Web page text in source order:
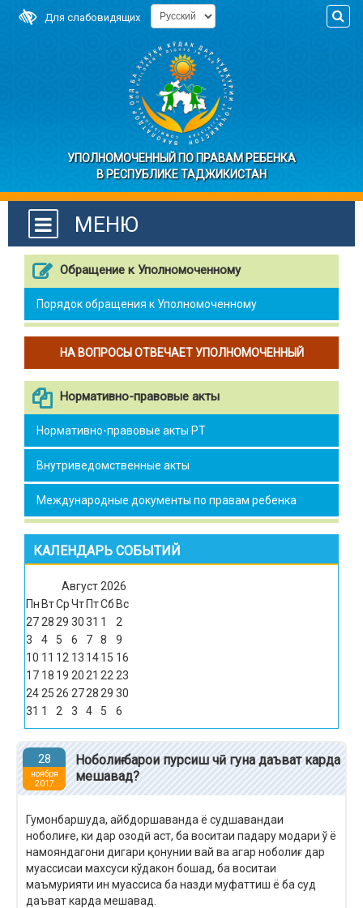
Для слабовидящих
УПОЛНОМОЧЕННЫЙ ПО ПРАВАМ РЕБЕНКА
В РЕСПУБЛИКЕ ТАДЖИКИСТАН
МЕНЮ
Обращение к Уполномоченному
Порядок обращения к Уполномоченному
НА ВОПРОСЫ ОТВЕЧАЕТ УПОЛНОМОЧЕННЫЙ
Нормативно-правовые акты
Нормативно-правовые акты РТ
Внутриведомственные акты
Международные документы по правам ребенка
КАЛЕНДАРЬ СОБЫТИЙ
Август2026
Пн ВтСрЧт ПтСб Вс
272829 3031 1
2
3
4 5 6 7 8
9
10 11 12 13 1415 16
17 18 19 2021 2223
242526 272829 30
31 1 2 3 4 5 6
28
ноября
2017
Ноболиғ барои пурсиш чӣ гуна даъват карда
мешавад?
Гумонбаршуда, айбдоршаванда ё судшавандаи
ноболиғе, ки дар озодӣ аст, ба воситаи падару модари ў ё
намояндагони дигари қонунии вай ва агар ноболиғ дар
муассисаи махсуси кўдакон бошад, ба воситаи
маъмурияти ин муассиса ба назди муфаттиш ё ба суд
даъват карда мешавад.